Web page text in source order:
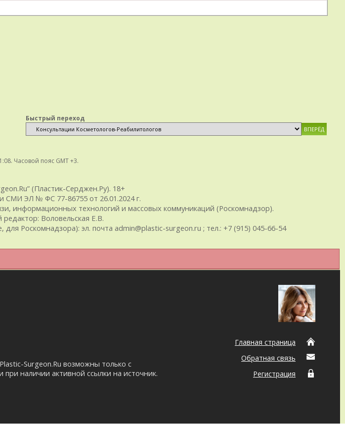
Быстрый переход
. Часовой пояс GMT +3.
(Пластик-Серджен.Ру). 18+
СМИ ЭЛ № ФС 77-86755 от 26.01.2024 г.
информационных технологий и массовых коммуникаций (Роскомнадзор).
Воловельская Е.В.
Роскомнадзора): эл. почта admin@plastic-surgeon.ru ; тел.: +7 (915) 045-66-54
Главная страница
Обратная связь
Регистрация
Surgeon.Ru возможны только с
наличии активной ссылки на источник.